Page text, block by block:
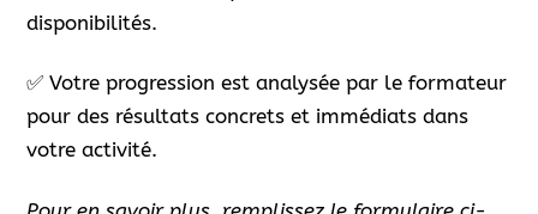
disponibilités.
✅ Votre progression est analysée par le formateur
pour des résultats concrets et immédiats dans
votre activité.